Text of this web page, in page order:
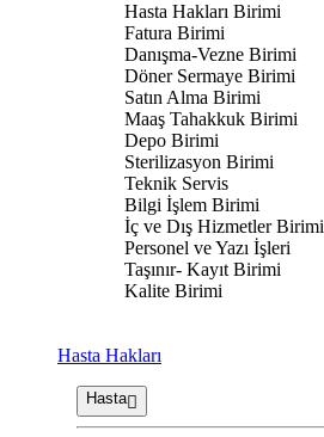
Hasta Hakları Birimi
Fatura Birimi
Danışma-Vezne Birimi
Döner Sermaye Birimi
Satın Alma Birimi
Maaş Tahakkuk Birimi
Depo Birimi
Sterilizasyon Birimi
Teknik Servis
Bilgi İşlem Birimi
İç ve Dış Hizmetler Birimi
Personel ve Yazı İşleri
Taşınır- Kayıt Birimi
Kalite Birimi
Hasta Hakları
Hasta